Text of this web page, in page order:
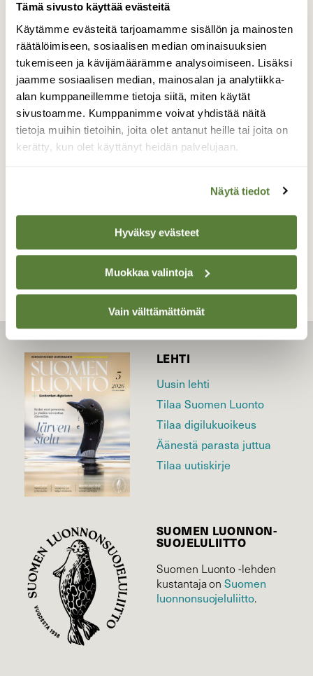
Tämä sivusto käyttää evästeitä
Käytämme evästeitä tarjoamamme sisällön ja mainosten
räätälöimiseen, sosiaalisen median ominaisuuksien
tukemiseen ja kävijämäärämme analysoimiseen. Lisäksi
jaamme sosiaalisen median, mainosalan ja analytiikka-
alan kumppaneillemme tietoja siitä, miten käytät
sivustoamme. Kumppanimme voivat yhdistää näitä
tietoja muihin tietoihin, joita olet antanut heille tai joita on
kerätty, kun olet käyttänyt heidän palvelujaan.
Näytä tiedot
Hyväksy evästeet
Muokkaa valintoja
Vain välttämättömät
Laulujoutsen
Kelluvat sammaloituneet ulpukanjuuret
kantavat jo painavan linnunkin.
Valokuvaaja: Reijo Juurinen, Nuuksion
TAKAISIN LISTAAN
LEHTI
Uusin lehti
Tilaa Suomen Luonto
Tilaa digilukuoikeus
Äänestä parasta juttua
Tilaa uutiskirje
SUOMEN LUONNON­
SUOJELU­LIITTO
Suomen Luonto -lehden
kustantaja onSuomen
luonnonsuojelu­liitto.